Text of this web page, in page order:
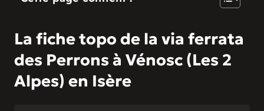
La fiche topo de la via ferrata
des Perrons à Vénosc (Les 2
Alpes) en Isère